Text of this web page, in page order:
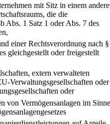
mit Sitz in einem
die die
Abs. 1 Satz 1 oder Abs. 7 des
einer Rechtsverordnung nach §
gleichgestellt oder freigestellt
extern verwalteten
Verwaltungsgesellschaften oder
oder
von Vermögensanlagen im Sinne